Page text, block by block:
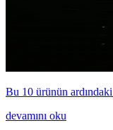
Bu 10 ürünün ardındaki
devamını oku